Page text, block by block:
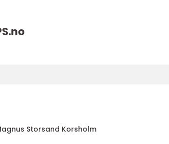
no
Storsand Korsholm